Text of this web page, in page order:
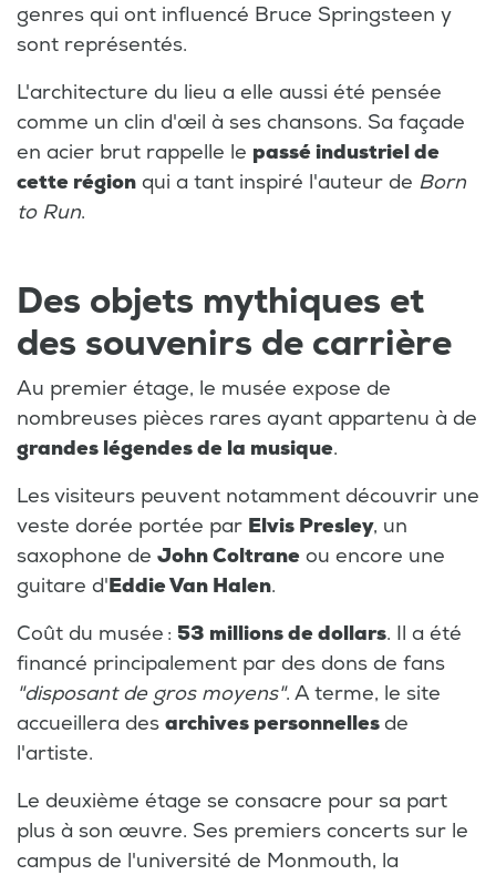
genres qui ont influencé Bruce Springsteen y
sont représentés.
L'architecture du lieu a elle aussi été pensée
comme un clin d'œil à ses chansons. Sa façade
en acier brut rappelle le passé industriel de
cette région qui a tant inspiré l'auteur de Born
to Run.
Des objets mythiques et
des souvenirs de carrière
Au premier étage, le musée expose de
nombreuses pièces rares ayant appartenu à de
grandes légendes de la musique.
Les visiteurs peuvent notamment découvrir une
veste dorée portée par Elvis Presley, un
saxophone de John Coltrane ou encore une
guitare d'Eddie Van Halen.
Coût du musée : 53 millions de dollars. Il a été
financé principalement par des dons de fans
"disposant de gros moyens". A terme, le site
accueillera des archives personnellesde
l'artiste.
Le deuxième étage se consacre pour sa part
plus à son œuvre. Ses premiers concerts sur le
campus de l'université de Monmouth, la